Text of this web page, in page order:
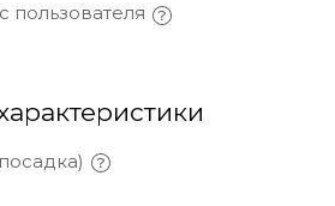
пользователя